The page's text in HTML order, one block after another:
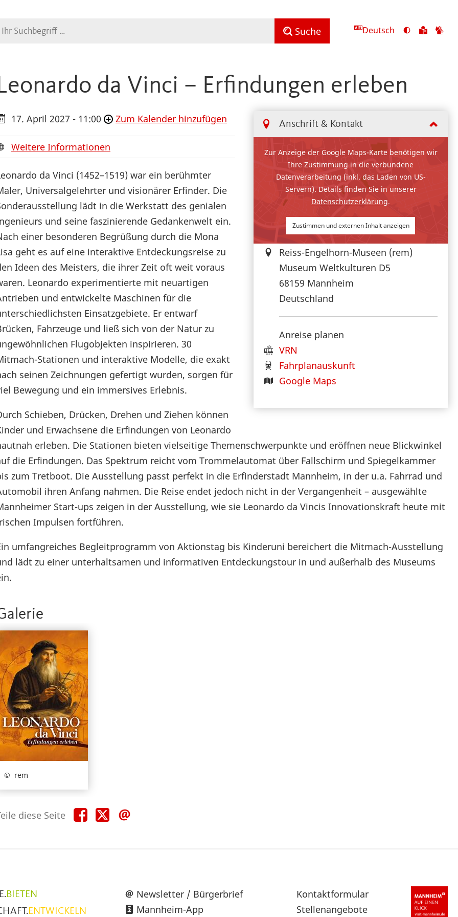
Suche Deutsch
Ansicht
Zu
da Vinci – Erfindungen erleben
Anschrift & Kontakt
Zur Anzeige der Google Maps-Karte benötigen wir
Ihre Zustimmung in die verbundene
Datenverarbeitung (inkl. das Laden von US-
Servern). Details finden Sie in unserer
Datenschutzerklärung.
Zustimmen und externen Inhalt anzeigen
Reiss-Engelhorn-Museen (rem)
Museum Weltkulturen D5
68159 Mannheim
Deutschland
Anreise planen
VRN
Fahrplanauskunft
Google Maps
17. April 2027 - 11:00 Zum Kalender hinzufügen
Weitere Informationen
da Vinci (1452–1519) war ein berühmter
Universalgelehrter und visionärer Erfinder. Die
lädt in die Werkstatt des genialen
und seine faszinierende Gedankenwelt ein.
einer besonderen Begrüßung durch die Mona
geht es auf eine interaktive Entdeckungsreise zu
Ideen des Meisters, die ihrer Zeit oft weit voraus
Leonardo experimentierte mit neuartigen
und entwickelte Maschinen für die
Einsatzgebiete. Er entwarf
Fahrzeuge und ließ sich von der Natur zu
Flugobjekten inspirieren. 30
Stationen und interaktive Modelle, die exakt
seinen Zeichnungen gefertigt wurden, sorgen für
Bewegung und ein immersives Erlebnis.
Schieben, Drücken, Drehen und Ziehen können
und Erwachsene die Erfindungen von Leonardo
erleben. Die Stationen bieten vielseitige Themenschwerpunkte und eröffnen neue Blickwinkel
die Erfindungen. Das Spektrum reicht vom Trommelautomat über Fallschirm und Spiegelkammer
zum Tretboot. Die Ausstellung passt perfekt in die Erfinderstadt Mannheim, in der u.a. Fahrrad und
ihren Anfang nahmen. Die Reise endet jedoch nicht in der Vergangenheit – ausgewählte
Start-ups zeigen in der Ausstellung, wie sie Leonardo da Vincis Innovationskraft heute mit
Impulsen fortführen.
umfangreiches Begleitprogramm von Aktionstag bis Kinderuni bereichert die Mitmach-Ausstellung
lädt zu einer unterhaltsamen und informativen Entdeckungstour in und außerhalb des Museums
rem
diese Seite Teile
diese
Teile
diese
BIETEN
ENTWICKELN
Newsletter / Bürgerbrief
Mannheim-App
Sekundärnavigation
im
Kontaktformular
Stellenangebote